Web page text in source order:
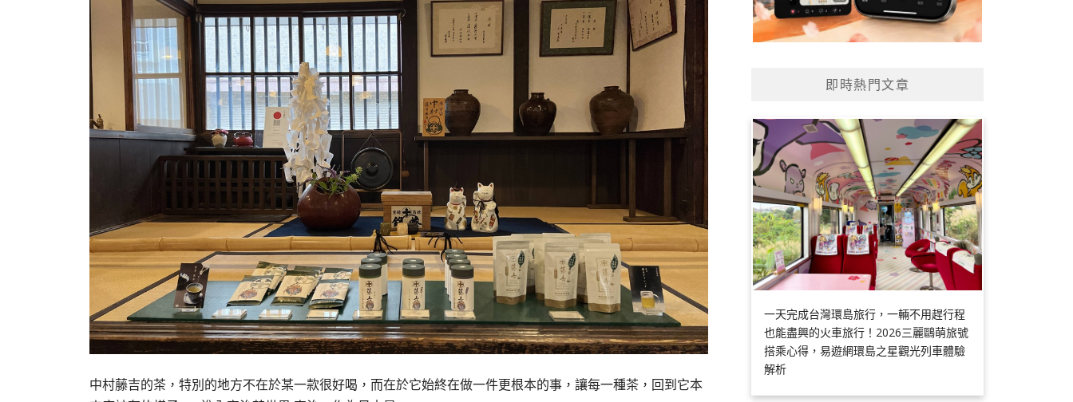
中村藤吉的茶，特別的地方不在於某一款很好喝，而在於它始終在做一件更根本的事，讓每一種茶，回到它本
即時熱門文章
一天完成台灣環島旅行，一輛不用趕行程
也能盡興的火車旅行！2026三麗鷗萌旅號
搭乘心得，易遊網環島之星觀光列車體驗
解析